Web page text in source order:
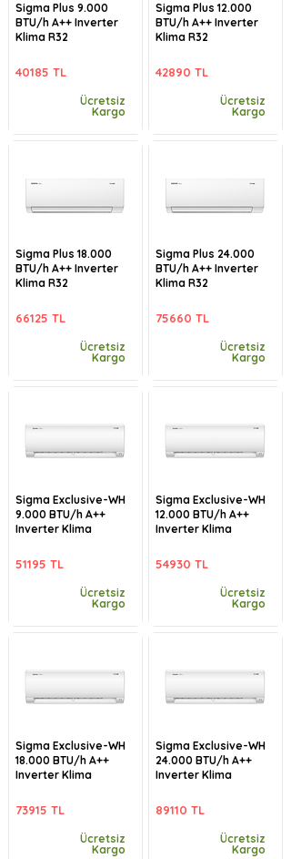
Sigma Plus 9.000
BTU/h A++ Inverter
Klima R32
40185 TL
Ücretsiz
Kargo
Sigma Plus 18.000
BTU/h A++ Inverter
Klima R32
66125 TL
Ücretsiz
Kargo
Sigma Exclusive-WH
9.000 BTU/h A++
Inverter Klima
51195 TL
Ücretsiz
Kargo
Sigma Exclusive-WH
18.000 BTU/h A++
Inverter Klima
73915 TL
Ücretsiz
Kargo
Sigma Plus 12.000
BTU/h A++ Inverter
Klima R32
42890 TL
Ücretsiz
Kargo
Sigma Plus 24.000
BTU/h A++ Inverter
Klima R32
75660 TL
Ücretsiz
Kargo
Sigma Exclusive-WH
12.000 BTU/h A++
Inverter Klima
54930 TL
Ücretsiz
Kargo
Sigma Exclusive-WH
24.000 BTU/h A++
Inverter Klima
89110 TL
Ücretsiz
Kargo